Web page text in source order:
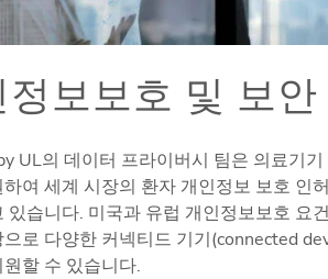
보보호 및 보
UL의 데이터 프라이버시 팀은 의료기
여 세계 시장의 환자 개인정보 보호 인
있습니다. 미국과 유럽 개인정보보호 요
로 다양한 커넥티드 기기(connected
할 수 있습니다.